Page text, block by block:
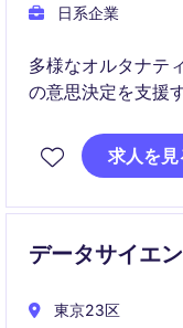
日系企業
多様なオルタナテ
の意思決定を支援
分析結果をサービ
まで一貫して関与
求人を見
データサイエ
東京23区